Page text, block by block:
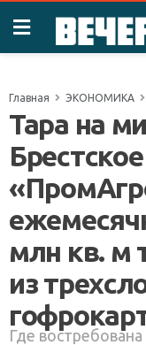
Главная ЭКОНОМИКА
Тара на
млн кв. м
из
Где